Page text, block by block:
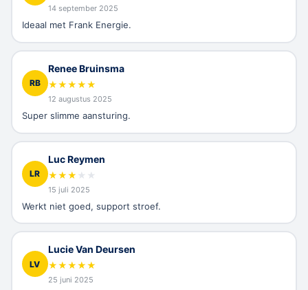
14 september 2025
Ideaal met Frank Energie.
RB
Renee Bruinsma
★★★★★
12 augustus 2025
Super slimme aansturing.
LR
Luc Reymen
★★★ ★ ★
15 juli 2025
Werkt niet goed, support stroef.
LV
Lucie Van Deursen
★★★★★
25 juni 2025